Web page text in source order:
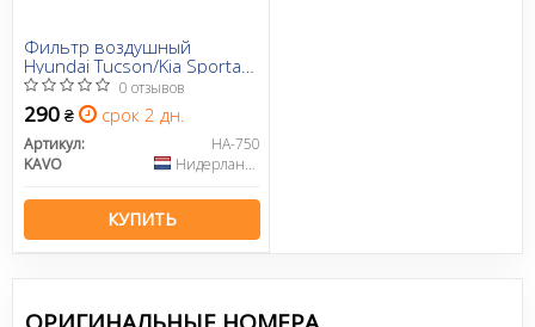
Фильтр воздушный
Hyundai Tucson/Kia Sportage
1.6GDi-2.4 15-0 отзывов
290 ₴ срок 2 дн.
Артикул:
HA-750
KAVO
Нидерланды
КУПИТЬ